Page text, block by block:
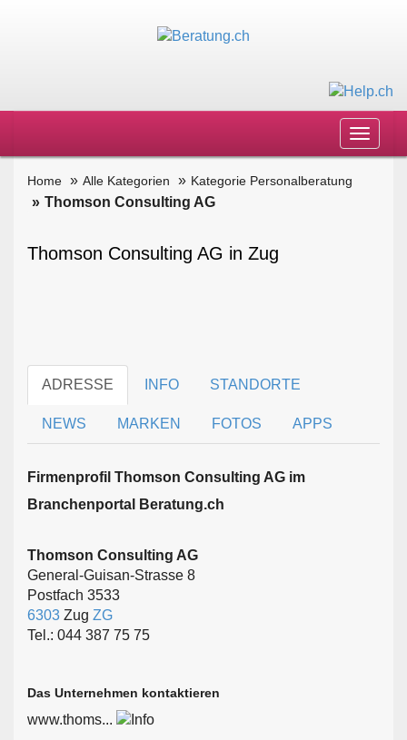
Toggle
Home Alle Kategorien Kategorie Personalberatung
Thomson Consulting AG
Thomson Consulting AG in Zug
ADRESSE INFO STANDORTE
NEWS MARKEN FOTOS APPS
Firmen­profil Thomson Consulting AG im
Branchen­portal Beratung.ch
Thomson Consulting AG
General-Guisan-Strasse 8
Postfach 3533
6303 Zug ZG
Tel.: 044 387 75 75
Das Unternehmen kontaktieren
www.thoms...